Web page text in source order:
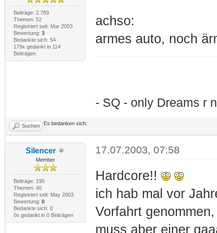
Beiträge: 2.789
Themen: 52
Registriert seit: Mar 2003
Bewertung: 3
Bedankte sich: 54
179x gedankt in 114
Beiträgen
achso:
armes auto, noch
- SQ - only Dreams r
Suchen Es bedanken sich:
Silencer
Member
Beiträge: 195
Themen: 40
Registriert seit: May 2003
Bewertung: 0
Bedankte sich: 0
0x gedankt in 0 Beiträgen
17.07.2003, 07:58
Hardcore!!
ich hab mal vor
Vorfahrt
muss aber einer